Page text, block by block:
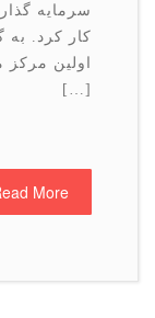
سرمایه گذاران و
کار کرد. به
اولین مرکز
Read More